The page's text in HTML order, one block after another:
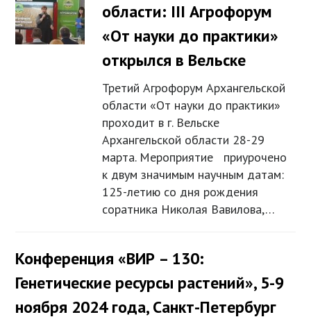
области: III Агрофорум
«От науки до практики»
открылся в Вельске
Третий Агрофорум Архангельской
области «От науки до практики»
проходит в г. Вельске
Архангельской области 28-29
марта. Мероприятие приурочено
к двум значимым научным датам:
125-летию со дня рождения
соратника Николая Вавилова,…
Конференция «ВИР – 130:
Генетические ресурсы растений», 5-9
ноября 2024 года, Санкт-Петербург